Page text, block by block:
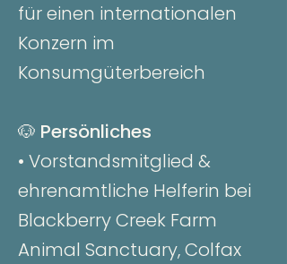
für einen internationalen
Konzern im
Konsumgüterbereich
🐶 Persönliches
• Vorstandsmitglied &
ehrenamtliche Helferin bei
Blackberry Creek Farm
Animal Sanctuary, Colfax